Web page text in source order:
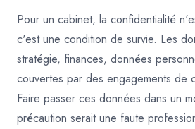
Pour un cabinet, la confidentialité
c'est une condition de survie. Les
stratégie, finances, données
couvertes par des engagements de
Faire passer ces données dans un
précaution serait une faute